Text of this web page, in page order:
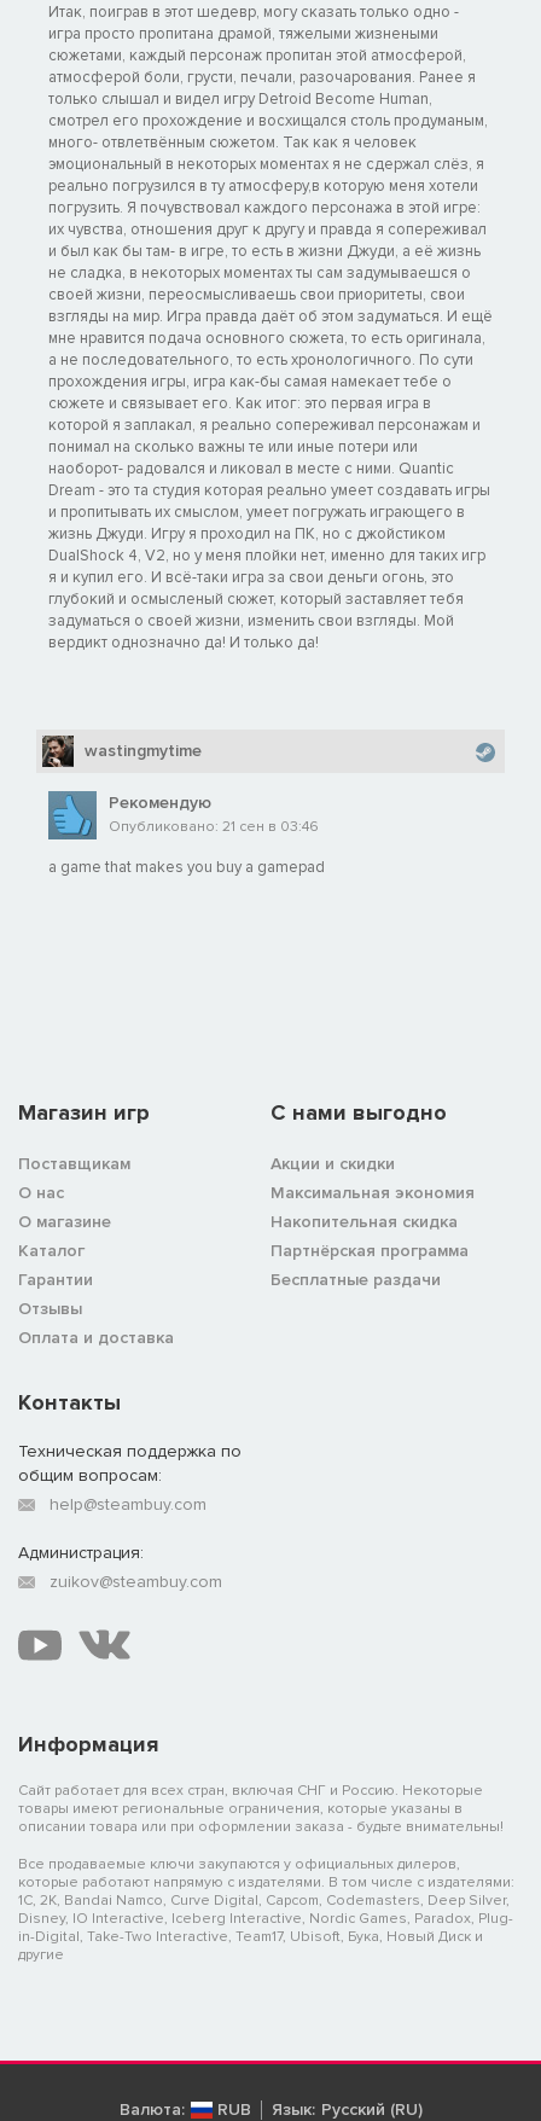
Итак, поиграв в этот шедевр, могу сказать только одно -
игра просто пропитана драмой, тяжелыми жизнеными
сюжетами, каждый персонаж пропитан этой атмосферой,
атмосферой боли, грусти, печали, разочарования. Ранее я
только слышал и видел игру Detroid Become Human,
смотрел его прохождение и восхищался столь продуманым,
много- отвлетвённым сюжетом. Так как я человек
эмоциональный в некоторых моментах я не сдержал слёз, я
реально погрузился в ту атмосферу,в которую меня хотели
погрузить. Я почувствовал каждого персонажа в этой игре:
их чувства, отношения друг к другу и правда я сопереживал
и был как бы там- в игре, то есть в жизни Джуди, а её жизнь
не сладка, в некоторых моментах ты сам задумываешся о
своей жизни, переосмысливаешь свои приоритеты, свои
взгляды на мир. Игра правда даёт об этом задуматься. И ещё
мне нравится подача основного сюжета, то есть оригинала,
а не последовательного, то есть хронологичного. По сути
прохождения игры, игра как-бы самая намекает тебе о
сюжете и связывает его. Как итог: это первая игра в
которой я заплакал, я реально сопереживал персонажам и
понимал на сколько важны те или иные потери или
наоборот- радовался и ликовал в месте с ними. Quantic
Dream - это та студия которая реально умеет создавать игры
и пропитывать их смыслом, умеет погружать играющего в
жизнь Джуди. Игру я проходил на ПК, но с джойстиком
DualShock 4, V2, но у меня плойки нет, именно для таких игр
я и купил его. И всё-таки игра за свои деньги огонь, это
глубокий и осмысленый сюжет, который заставляет тебя
задуматься о своей жизни, изменить свои взгляды. Мой
вердикт однозначно да! И только да!
wastingmytime
Рекомендую
Опубликовано: 21 сен в 03:46
a game that makes you buy a gamepad
Магазин игр
Поставщикам
О нас
О магазине
Каталог
Гарантии
Отзывы
Оплата и доставка
C нами выгодно
Акции и скидки
Максимальная экономия
Накопительная скидка
Партнёрская программа
Бесплатные раздачи
Информация
Сайт работает для всех стран, включая СНГ и Россию. Некоторые
товары имеют региональные ограничения, которые указаны в
описании товара или при оформлении заказа - будьте внимательны!
Все продаваемые ключи закупаются у официальных дилеров,
которые работают напрямую с издателями. В том числе с издателями:
1C, 2K, Bandai Namco, Curve Digital, Capcom, Codemasters, Deep Silver,
Disney, IO Interactive, Iceberg Interactive, Nordic Games, Paradox, Plug-
in-Digital, Take-Two Interactive, Team17, Ubisoft, Бука, Новый Диск и
другие
Контакты
Техническая поддержка по
общим вопросам:
help@steambuy.com
Администрация:
zuikov@steambuy.com
Валюта: RUB Язык: Русский (RU)